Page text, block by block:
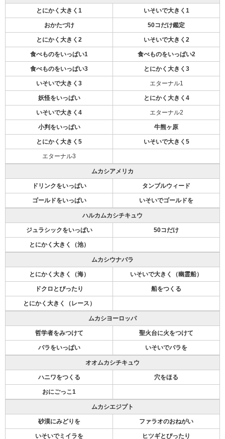
とにかく大きく1 いそいで大きく1
おかたづけ 50コだけ鑑定
とにかく大きく2 いそいで大きく2
食べものをいっぱい1 食べものをいっぱい2
食べものをいっぱい3 とにかく大きく3
いそいで大きく3 エターナル1
妖怪をいっぱい とにかく大きく4
いそいで大きく4 エターナル2
小判をいっぱい 牛熊ヶ原
とにかく大きく5 いそいで大きく5
エターナル3
ムカシアメリカ
ドリンクをいっぱい タンブルウィード
ゴールドをいっぱい いそいでゴールドを
ハルカムカシチキュウ
ジュラシックをいっぱい 50コだけ
とにかく大きく（池）
ムカシウナバラ
とにかく大きく（海） いそいで大きく（幽霊船）
ドクロとぴったり 船をつくる
とにかく大きく（レース）
ムカシヨーロッパ
哲学者をみつけて 聖火台に火をつけて
バラをいっぱい いそいでバラを
オオムカシチキュウ
ハニワをつくる 穴をほる
おにごっこ1
ムカシエジプト
砂漠にみどりを ファラオのおねがい
いそいでミイラを ヒツギとぴったり